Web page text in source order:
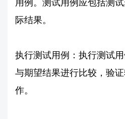
际结果。
执行测试用例：执行测试
与期望结果进行比较，验
作。